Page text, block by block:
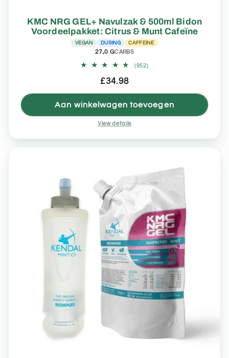
KMC NRG GEL+ Navulzak & 500ml Bidon
Voordeelpakket: Citrus & Munt Cafeïne
VEGAN DURING CAFFEINE
27,0 GCARBS
(952)952
Normale
prijs
£34.98
Aan winkelwagen toevoegen
View details